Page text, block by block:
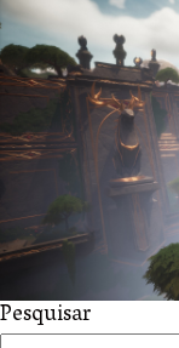
Pesquisar